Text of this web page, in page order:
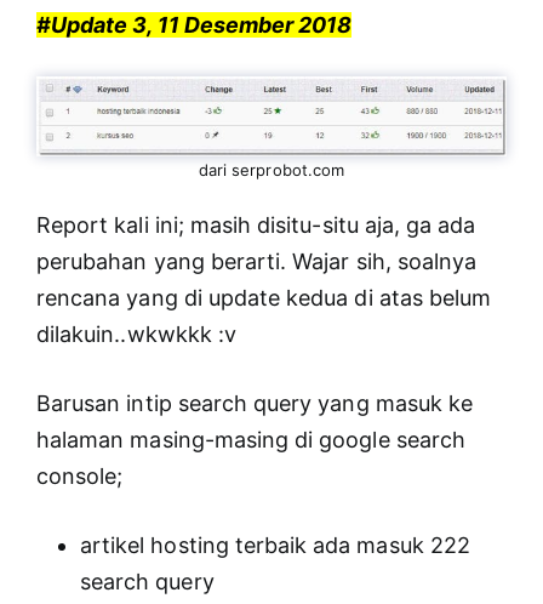
#Update 3, 11 Desember 2018
dari serprobot.com
Report kali ini; masih disitu-situ aja, ga ada
perubahan yang berarti. Wajar sih, soalnya
rencana yang di update kedua di atas belum
dilakuin..wkwkkk :v
Barusan intip search query yang masuk ke
halaman masing-masing di google search
console;
artikel hosting terbaik ada masuk 222
search query